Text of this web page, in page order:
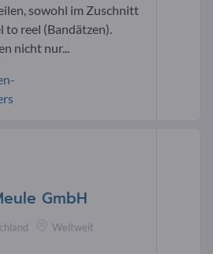
sowohl im Zuschnitt
to reel (Bandätzen).
nicht nur...
GmbH
Weltweit